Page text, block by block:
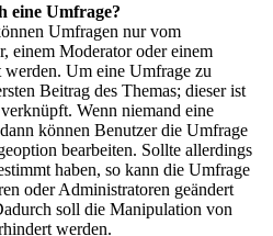
eine Umfrage?
Umfragen nur vom
einem Moderator oder einem
Um eine Umfrage zu
Beitrag des Themas; dieser ist
Wenn niemand eine
können Benutzer die Umfrage
bearbeiten. Sollte allerdings
haben, so kann die Umfrage
oder Administratoren geändert
soll die Manipulation von
werden.